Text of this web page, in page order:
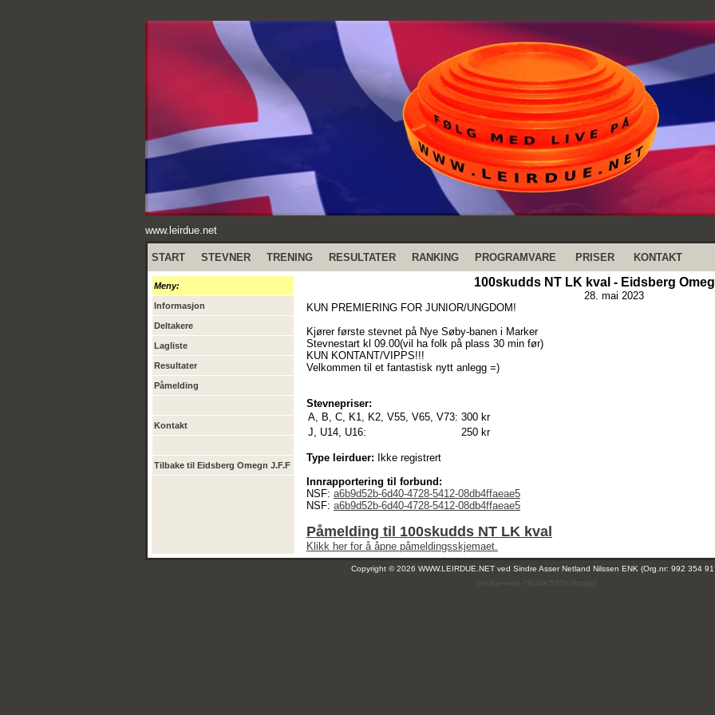
www.leirdue.net
START STEVNER TRENING RESULTATER RANKING PROGRAMVARE PRISER KONTAKT
Meny:
Informasjon
Deltakere
Lagliste
Resultater
Påmelding
Kontakt
Tilbake til Eidsberg Omegn J.F.F
100skudds NT LK kval - Eidsberg
28. mai 2023
KUN PREMIERING FOR JUNIOR/UNGDOM!
Kjører første stevnet på Nye Søby-banen i Marker
Stevnestart kl 09.00(vil ha folk på plass 30 min før)
KUN KONTANT/VIPPS!!!
Velkommen til et fantastisk nytt anlegg =)
Stevnepriser:
A, B, C, K1, K2, V55, V65, V73: 300 kr
J, U14, U16:
250 kr
Type leirduer: Ikke registrert
Innrapportering til forbund:
NSF: a6b9d52b-6d40-4728-5412-08db4ffaeae5
NSF: a6b9d52b-6d40-4728-5412-08db4ffaeae5
Påmelding til 100skudds NT LK kval
Klikk her for å åpne påmeldingsskjemaet.
Copyright © 2026 WWW.LEIRDUE.NET ved Sindre Asser Netland Nilssen ENK (Org.nr: 992 354
(leirdue-web-76c49c557b-5zcqw)